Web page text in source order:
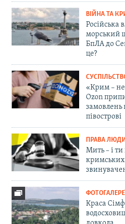
ВІЙНА ТА
Російська
морський
БпЛА до
це?
«Крим – не
Ozon
півострові
ПРАВА
Мить – і
кримських
ФОТОГАЛЕРЕЇ
Краса